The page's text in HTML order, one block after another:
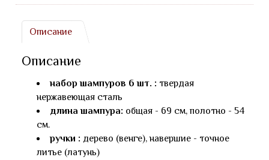
Описание
Описание
набор шампуров 6 шт. : твердая
нержавеющая сталь
длина шампура: общая - 69 см, полотно - 54
см.
ручки : дерево (венге), навершие - точное
литье (латунь)